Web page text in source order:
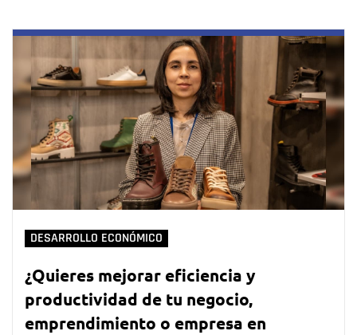
DESARROLLO ECONÓMICO
¿Quieres mejorar eficiencia y
productividad de tu negocio,
emprendimiento o empresa en